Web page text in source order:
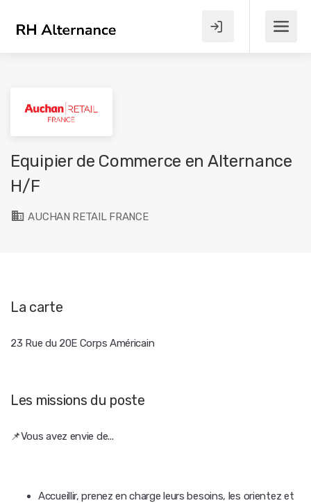
Equipier de Commerce en Alternance
H/F
AUCHAN RETAIL FRANCE
La carte
23 Rue du 20E Corps Américain
Les missions du poste
📌Vous avez envie de...
Accueillir, prenez en charge leurs besoins, les orientez et